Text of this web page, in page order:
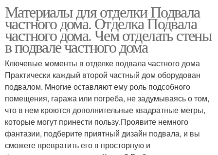
Материалы для отделки Подвала
частного дома. Отделка Подвала
частного дома. Чем отделать стены
в подвале частного дома
Ключевые моменты в отделке подвала частного дома
Практически каждый второй частный дом оборудован
подвалом. Многие оставляют ему роль подсобного
помещения, гаража или погреба, не задумываясь о том,
что в нем кроются дополнительные квадратные метры,
которые могут принести пользу.Проявите немного
фантазии, подберите приятный дизайн подвала, и вы
сможете превратить его в просторную и